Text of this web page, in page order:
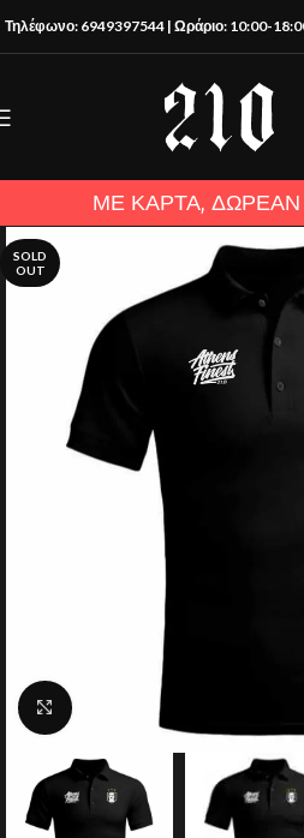
Τηλέφωνο: 6949397544 | Ωράριο: 10:00-
ΜΕ ΚΑΡΤΑ,
SOLD
OUT
Click to enlarge